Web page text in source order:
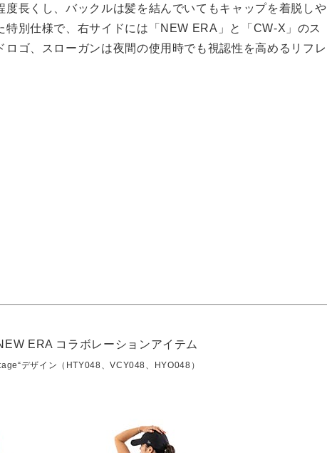
長くし、バックルは髪を結んでいてもキャップを着脱しや
別仕様で、右サイドには「NEW ERA」と「CW-X」のス
ロゴ、スローガンは夜間の使用時でも視認性を高めるリフレ
デザイン（HTY048、VCY048、HYO048）